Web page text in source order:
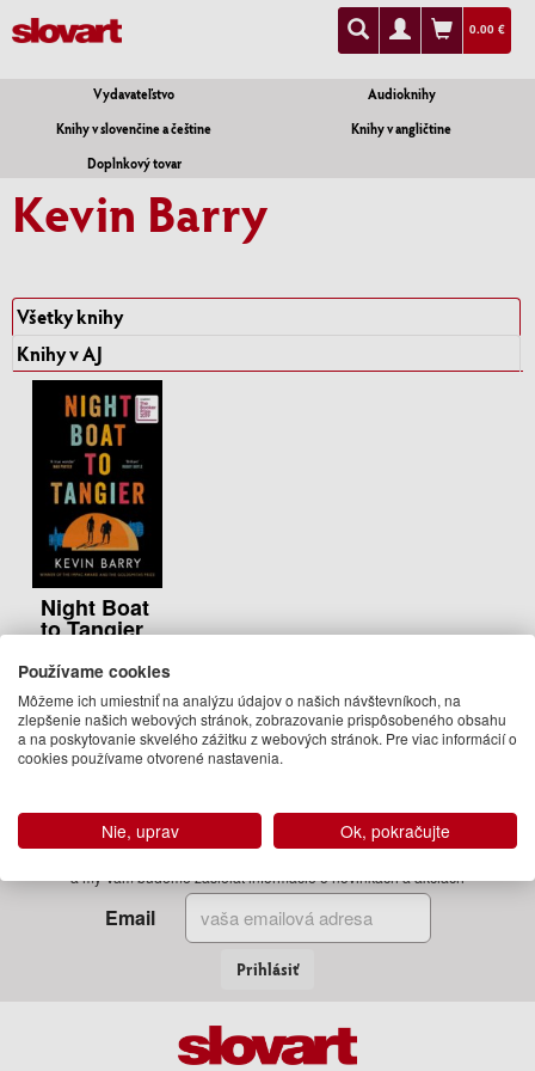
0.00 €
Vydavateľstvo
Audioknihy
Knihy v slovenčine a češtine
Knihy v angličtine
Doplnkový tovar
Kevin Barry
Všetky knihy
Knihy v AJ
Night Boat
to Tangier
18.50 €
Na
objednávku
Zadajte Váš email
a my Vám budeme zasielať informácie o novinkách a akciách
Email
Prihlásiť
Používame cookies
Môžeme ich umiestniť na analýzu údajov o našich návštevníkoch, na
zlepšenie našich webových stránok, zobrazovanie prispôsobeného obsahu
a na poskytovanie skvelého zážitku z webových stránok. Pre viac informácií o
cookies používame otvorené nastavenia.
Nie, uprav Ok, pokračujte